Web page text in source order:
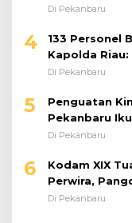
Doktrin TNI AD
Di Pekanbaru
4
133 Personel
Kapolda
dengan Karya
Di Pekanbaru
5
Penguatan
Pekanbaru
Di Pekanbaru
6
Kodam XIX
Perwira,
Perkuat
Di Pekanbaru